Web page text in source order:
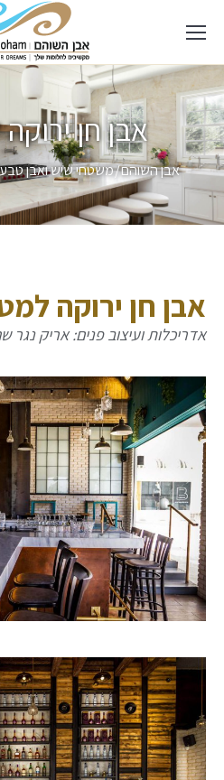
אבן חן
אבן השוהם משטחי שיש ואבן
אבן חן ירוקה
אדריכלות ועיצוב פנים: אריק נגר